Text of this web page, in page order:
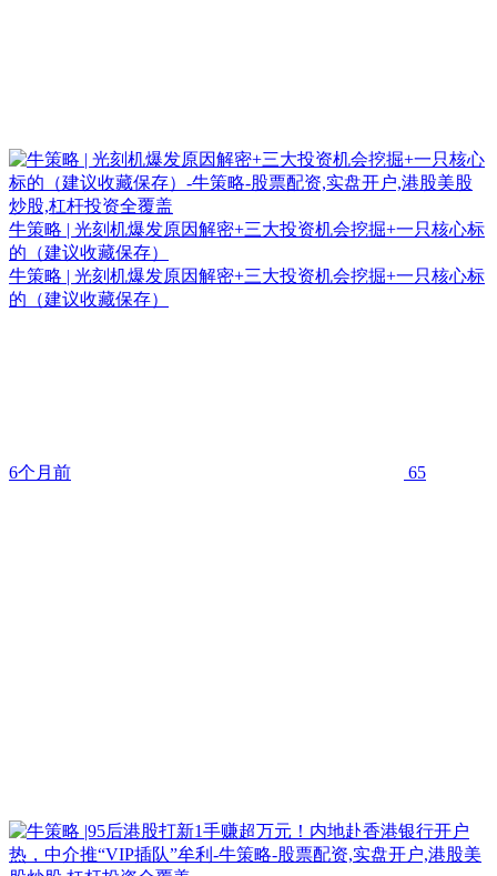
牛策略 | 光刻机爆发原因解密+三大投资机会挖掘+一只核心标
的（建议收藏保存）
牛策略 | 光刻机爆发原因解密+三大投资机会挖掘+一只核心标
的（建议收藏保存）
6个月前 65